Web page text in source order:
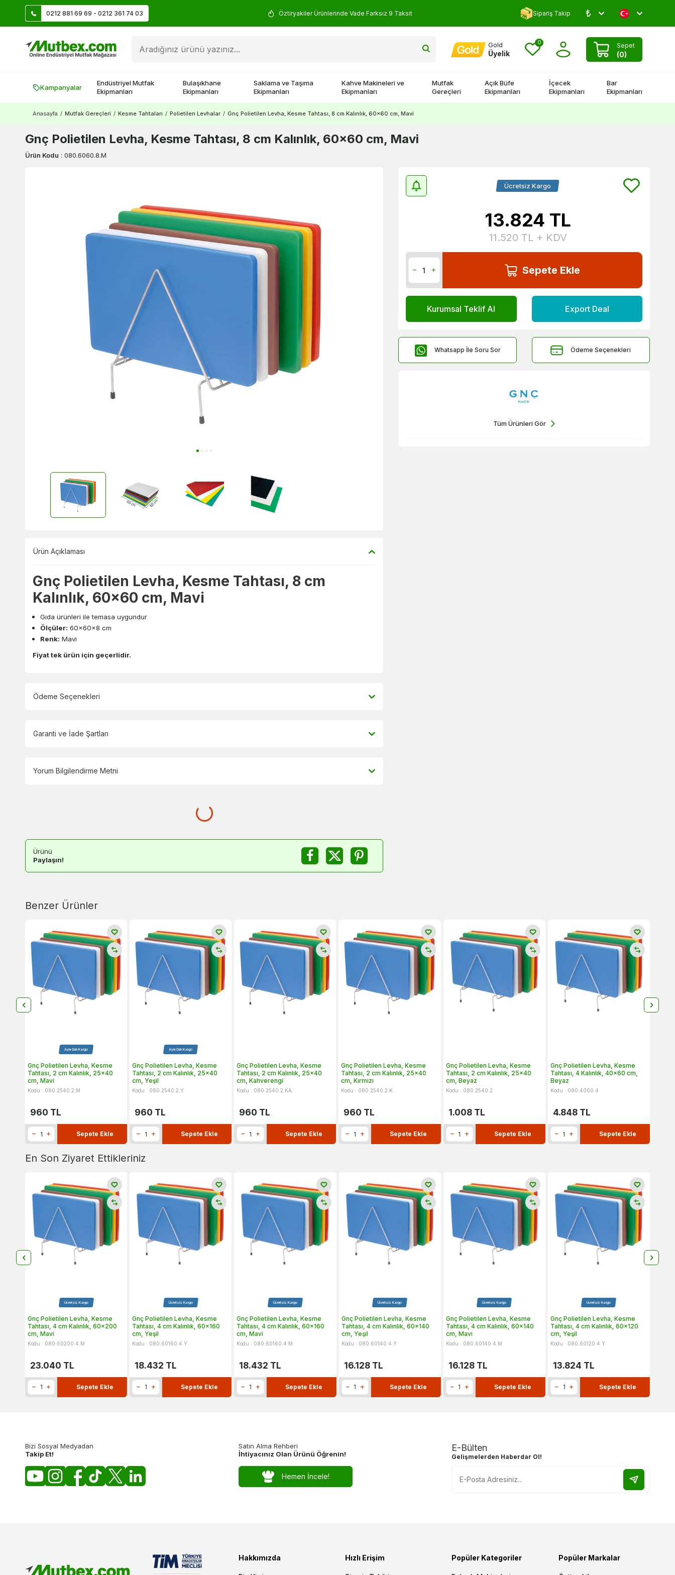
0212 881 69 69 - 0212 361 74 03
Öztiryakiler Ürünlerinde Vade Farksız 9 Taksit Yorum Yap 500 TL Kazan! 5000 TL Üstü Kargo Bedava!
Sipariş Takip ₺
Gold
Üyelik
0 Sepet
(0)
Kampanyalar
Endüstriyel Mutfak
Ekipmanları
Bulaşıkhane
Ekipmanları
Saklama ve Taşıma
Ekipmanları
Kahve Makineleri ve
Ekipmanları
Mutfak
Gereçleri
Açık Büfe
Ekipmanları
İçecek
Ekipmanları
Bar
Ekipmanları
Anasayfa / Mutfak Gereçleri / Kesme Tahtaları / Polietilen Levhalar / Gnç Polietilen Levha, Kesme Tahtası, 8 cm Kalınlık, 60x60 cm, Mavi
Gnç Polietilen Levha, Kesme Tahtası, 8 cm Kalınlık, 60x60 cm, Mavi
Ürün Kodu : 080.6060.8.M
Ücretsiz Kargo
13.824 TL
11.520 TL + KDV
Sepete Ekle
Kurumsal Teklif Al Export Deal
Whatsapp İle Soru Sor Ödeme Seçenekleri
Tüm Ürünleri Gör
Ürün Açıklaması
Gnç Polietilen Levha, Kesme Tahtası, 8 cm
Kalınlık, 60x60 cm, Mavi
Gıda ürünleri ile temasa uygundur
Ölçüler: 60x60x8 cm
Renk: Mavi
Fiyat tek ürün için geçerlidir.
Ödeme Seçenekleri
Garanti ve İade Şartları
Yorum Bilgilendirme Metni
Ürünü
Paylaşın!
Benzer Ürünler
Aynı Gün Kargo
Gnç Polietilen Levha, Kesme
Tahtası, 2 cm Kalınlık, 25x40
cm, Mavi
Kodu : 080.2540.2.M
960 TL
Sepete Ekle
Aynı Gün Kargo
Gnç Polietilen Levha, Kesme
Tahtası, 2 cm Kalınlık, 25x40
cm, Yeşil
Kodu : 080.2540.2.Y
960 TL
Sepete Ekle
Gnç Polietilen Levha, Kesme
Tahtası, 2 cm Kalınlık, 25x40
cm, Kahverengi
Kodu : 080.2540.2.KA
960 TL
Sepete Ekle
Gnç Polietilen Levha, Kesme
Tahtası, 2 cm Kalınlık, 25x40
cm, Kırmızı
Kodu : 080.2540.2.K
960 TL
Sepete Ekle
Gnç Polietilen Levha, Kesme
Tahtası, 2 cm Kalınlık, 25x40
cm, Beyaz
Kodu : 080.2540.2
1.008TL
Sepete Ekle
Gnç Polietilen Levha, Kesme
Tahtası, 4 Kalınlık, 40x60 cm,
Beyaz
Kodu : 080.4060.4
4.848TL
Sepete Ekle
En Son Ziyaret Ettikleriniz
Ücretsiz Kargo
Gnç Polietilen Levha, Kesme
Tahtası, 4 cm Kalınlık, 60x200
cm, Mavi
Kodu : 080.60200.4.M
23.040 TL
Sepete Ekle
Ücretsiz Kargo
Gnç Polietilen Levha, Kesme
Tahtası, 4 cm Kalınlık, 60x160
cm, Yeşil
Kodu : 080.60160.4.Y
18.432 TL
Sepete Ekle
Ücretsiz Kargo
Gnç Polietilen Levha, Kesme
Tahtası, 4 cm Kalınlık, 60x160
cm, Mavi
Kodu : 080.60160.4.M
18.432 TL
Sepete Ekle
Ücretsiz Kargo
Gnç Polietilen Levha, Kesme
Tahtası, 4 cm Kalınlık, 60x140
cm, Yeşil
Kodu : 080.60140.4.Y
16.128TL
Sepete Ekle
Ücretsiz Kargo
Gnç Polietilen Levha, Kesme
Tahtası, 4 cm Kalınlık, 60x140
cm, Mavi
Kodu : 080.60140.4.M
16.128TL
Sepete Ekle
Ücretsiz Kargo
Gnç Polietilen Levha, Kesme
Tahtası, 4 cm Kalınlık, 60x120
cm, Yeşil
Kodu : 080.60120.4.Y
13.824 TL
Sepete Ekle
Bizi Sosyal Medyadan
Takip Et!
Satın Alma Rehberi
İhtiyacınız Olan Ürünü Öğrenin!
Hemen İncele!
E-Bülten
Gelişmelerden Haberdar Ol!
Hakkımızda Hızlı Erişim Popüler Kategoriler Popüler Markalar